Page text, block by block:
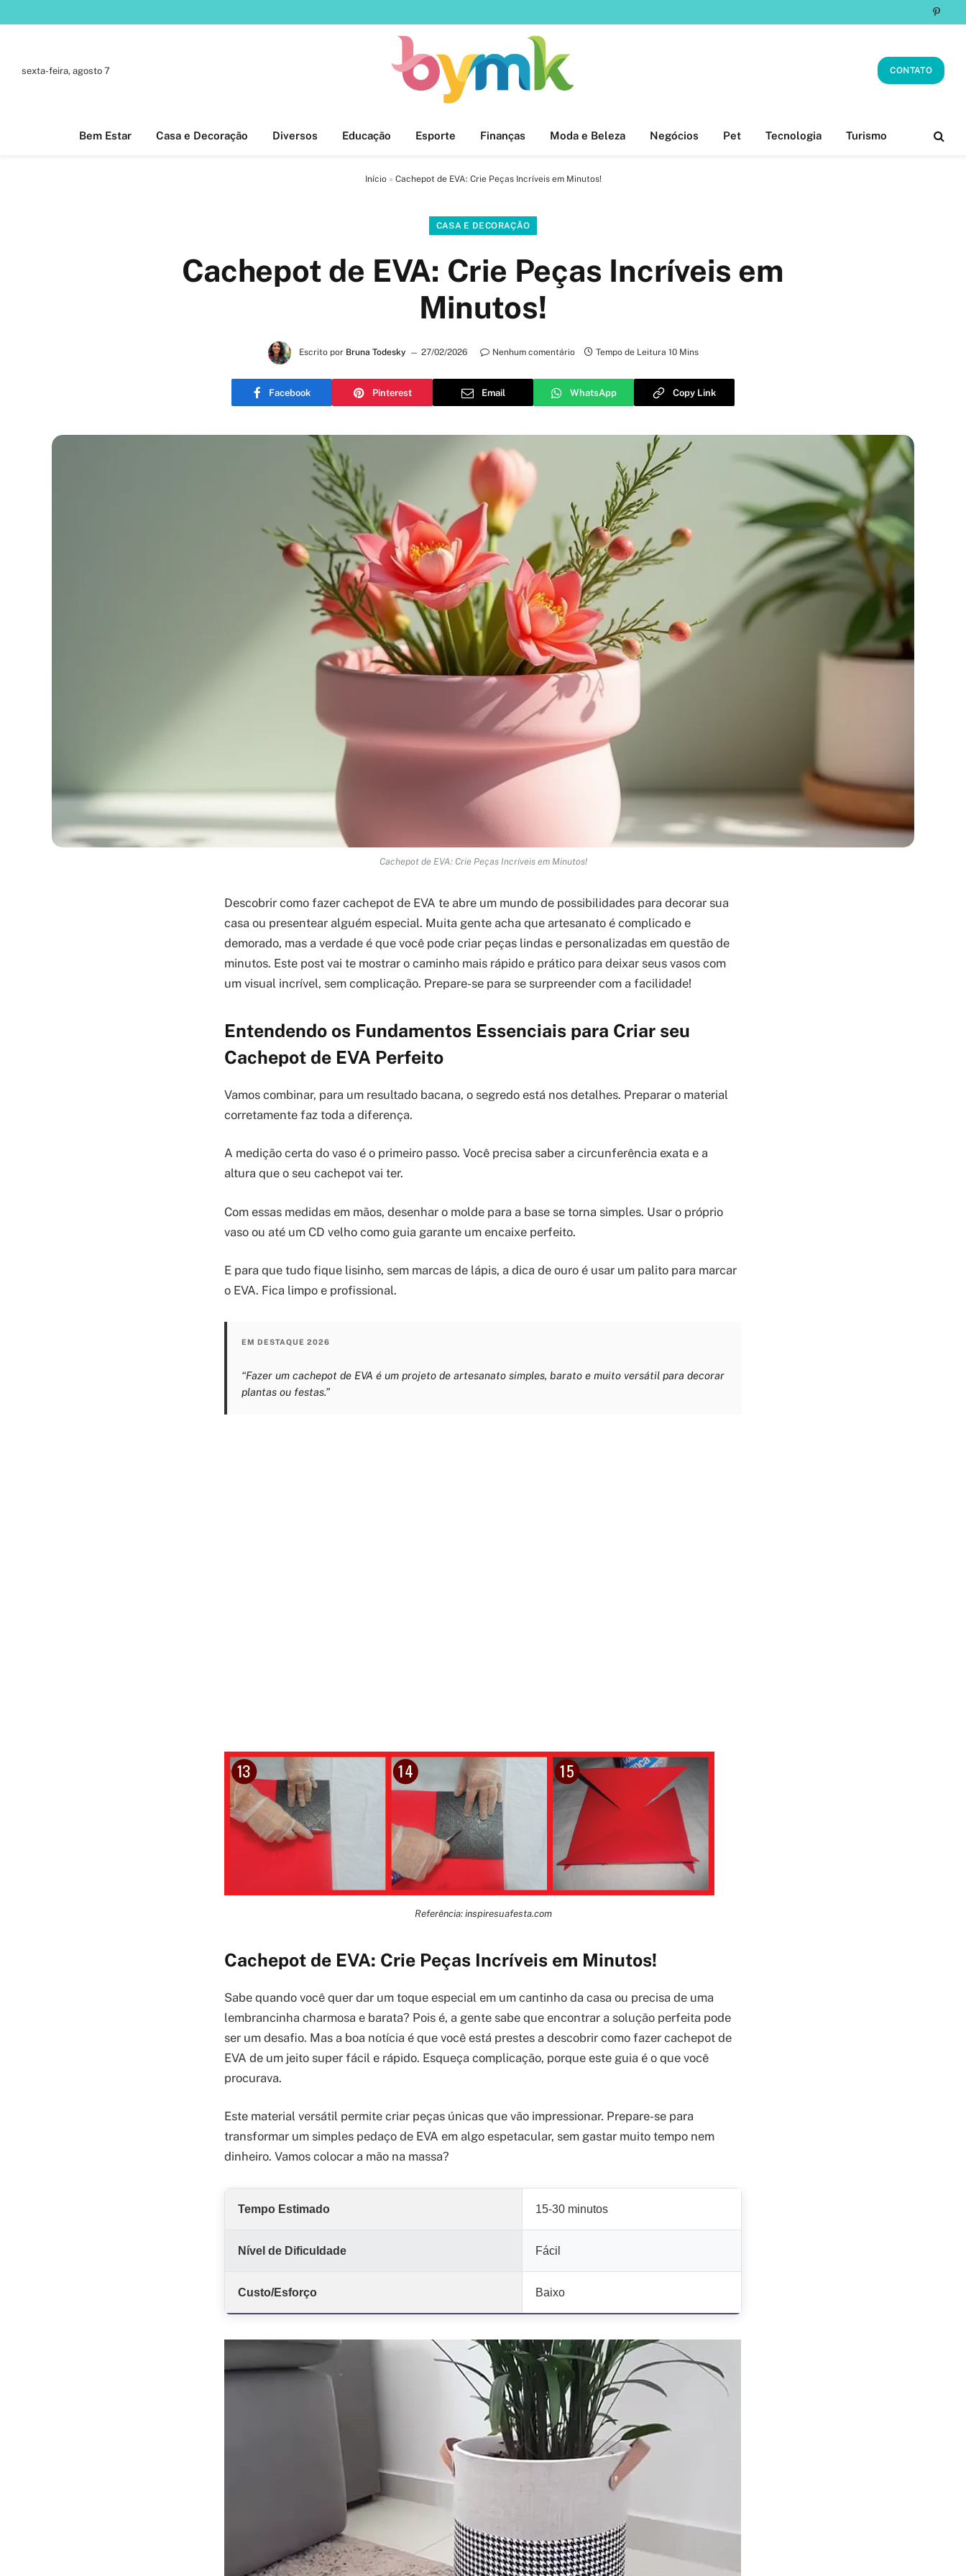
sexta-feira, agosto 7 CONTATO
Bem Estar Casa e Decoração Diversos Educação Esporte Finanças Moda e Beleza Negócios Pet Tecnologia Turismo
Início» Cachepot de EVA: Crie Peças Incríveis em Minutos!
CASA E DECORAÇÃO
Cachepot de EVA: Crie Peças Incríveis em
Minutos!
Escrito por Bruna Todesky 27/02/2026 Nenhum comentário Tempo de Leitura 10 Mins
Facebook Pinterest Email WhatsApp Copy Link
Cachepot de EVA: Crie Peças Incríveis em Minutos!
Descobrir como fazer cachepot de EVA te abre um mundo de possibilidades para decorar sua
casa ou presentear alguém especial. Muita gente acha que artesanato é complicado e
demorado, mas a verdade é que você pode criar peças lindas e personalizadas em questão de
minutos. Este post vai te mostrar o caminho mais rápido e prático para deixar seus vasos com
um visual incrível, sem complicação. Prepare-se para se surpreender com a facilidade!
Entendendo os Fundamentos Essenciais para Criar seu
Cachepot de EVA Perfeito
Vamos combinar, para um resultado bacana, o segredo está nos detalhes. Preparar o material
corretamente faz toda a diferença.
A medição certa do vaso é o primeiro passo. Você precisa saber a circunferência exata e a
altura que o seu cachepot vai ter.
Com essas medidas em mãos, desenhar o molde para a base se torna simples. Usar o próprio
vaso ou até um CD velho como guia garante um encaixe perfeito.
E para que tudo fique lisinho, sem marcas de lápis, a dica de ouro é usar um palito para marcar
o EVA. Fica limpo e profissional.
EM DESTAQUE 2026
“Fazer um cachepot de EVA é um projeto de artesanato simples, barato e muito versátil para decorar
plantas ou festas.”
Referência: inspiresuafesta.com
Cachepot de EVA: Crie Peças Incríveis em Minutos!
Sabe quando você quer dar um toque especial em um cantinho da casa ou precisa de uma
lembrancinha charmosa e barata? Pois é, a gente sabe que encontrar a solução perfeita pode
ser um desafio. Mas a boa notícia é que você está prestes a descobrir como fazer cachepot de
EVA de um jeito super fácil e rápido. Esqueça complicação, porque este guia é o que você
procurava.
Este material versátil permite criar peças únicas que vão impressionar. Prepare-se para
transformar um simples pedaço de EVA em algo espetacular, sem gastar muito tempo nem
dinheiro. Vamos colocar a mão na massa?
Tempo Estimado 15-30 minutos
Nível de Dificuldade Fácil
Custo/Esforço Baixo